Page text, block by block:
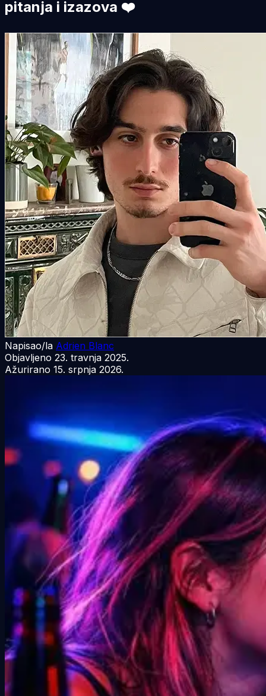
pitanja i izazova ❤️
Napisao/la Adrien Blanc
Objavljeno 23. travnja 2025.
Ažurirano 15. srpnja 2026.